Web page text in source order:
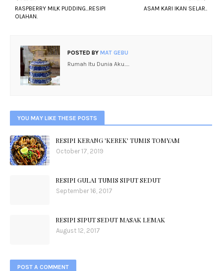
ASAM KARI IKAN SELAR..
RASPBERRY MILK PUDDING...RESIPI
OLAHAN.
POSTED BY MAT GEBU
Rumah Itu Dunia Aku.....
YOU MAY LIKE THESE POSTS
RESIPI KERANG 'KEREK' TUMIS TOMYAM
October 17, 2019
RESIPI GULAI TUMIS SIPUT SEDUT
September 16, 2017
RESIPI SIPUT SEDUT MASAK LEMAK
August 12, 2017
POST A COMMENT